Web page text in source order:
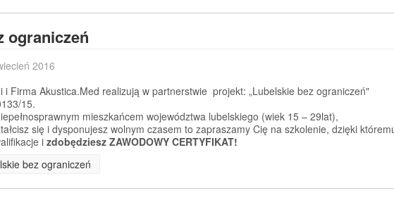
ograniczeń
2016
i Firma Akustica.Med realizują w partnerstwie projekt: „Lubelskie bez ograniczeń"
15.
mieszkańcem województwa lubelskiego (wiek 15 – 29lat),
się i dysponujesz wolnym czasem to zapraszamy Cię na szkolenie, dzięki
i zdobędziesz ZAWODOWY CERTYFIKAT!
bez ograniczeń